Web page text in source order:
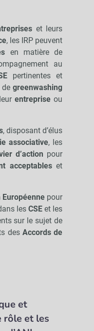
et leurs
, les IRP peuvent
en matière de
au
pertinentes et
degreenwashing
entreprise ou
, disposant d’élus
associative, les
d’action pour
acceptableset
pour
lesCSE et les
sur le sujet de
desAccords de
et
rôle et les